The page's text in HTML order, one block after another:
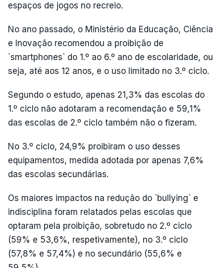
espaços de jogos no recreio.
No ano passado, o Ministério da Educação, Ciência
e Inovação recomendou a proibição de
`smartphones` do 1.º ao 6.º ano de escolaridade, ou
seja, até aos 12 anos, e o uso limitado no 3.º ciclo.
Segundo o estudo, apenas 21,3% das escolas do
1.º ciclo não adotaram a recomendação e 59,1%
das escolas de 2.º ciclo também não o fizeram.
No 3.º ciclo, 24,9% proibiram o uso desses
equipamentos, medida adotada por apenas 7,6%
das escolas secundárias.
Os maiores impactos na redução do `bullying` e
indisciplina foram relatados pelas escolas que
optaram pela proibição, sobretudo no 2.º ciclo
(59% e 53,6%, respetivamente), no 3.º ciclo
(57,8% e 57,4%) e no secundário (55,6% e